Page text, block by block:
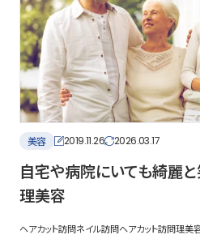
美容 2019.11.26 2026.03.17
自宅や病院にいても綺麗
理美容
ヘアカット訪問ネイル訪問ヘアカット訪問理美